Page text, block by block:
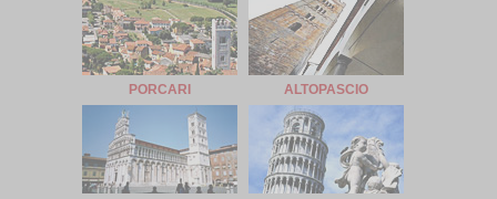
PORCARI ALTOPASCIO